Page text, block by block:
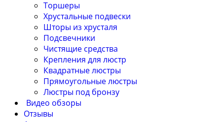
Торшеры
Хрустальные подвески
Шторы из хрусталя
Подсвечники
Чистящие средства
Крепления для люстр
Квадратные люстры
Прямоугольные люстры
Люстры под бронзу
Видео обзоры
Отзывы